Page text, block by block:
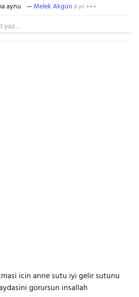
aynu Melek Akgün 8 yıl
icin anne sutu iyi gelir sutunu
gorursun insallah